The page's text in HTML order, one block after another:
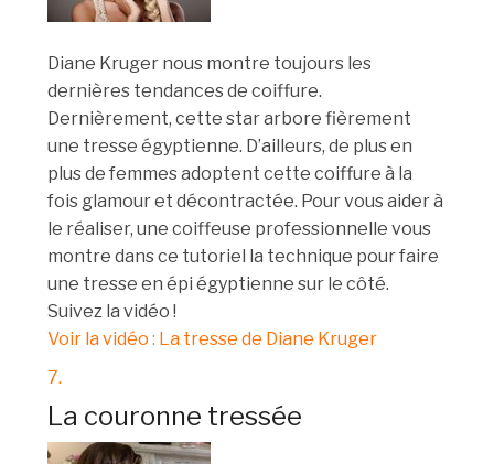
Diane Kruger nous montre toujours les
dernières tendances de coiffure.
Dernièrement, cette star arbore fièrement
une tresse égyptienne. D’ailleurs, de plus en
plus de femmes adoptent cette coiffure à la
fois glamour et décontractée. Pour vous aider à
le réaliser, une coiffeuse professionnelle vous
montre dans ce tutoriel la technique pour faire
une tresse en épi égyptienne sur le côté.
Suivez la vidéo !
Voir la vidéo : La tresse de Diane Kruger
7.
La couronne tressée